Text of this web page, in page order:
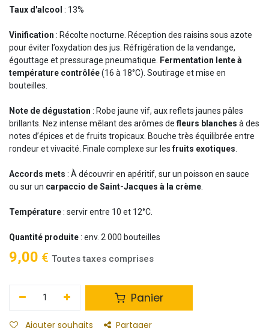
Taux d'alcool : 13%
Vinification : Récolte nocturne. Réception des raisins sous azote
pour éviter l’oxydation des jus. Réfrigération de la vendange,
égouttage et pressurage pneumatique. Fermentation lente à
température contrôlée(16 à 18°C). Soutirage et mise en
bouteilles.
Note de dégustation : Robe jaune vif, aux reflets jaunes pâles
brillants. Nez intense mêlant des arômes defleurs blanches à des
notes d’épices et de fruits tropicaux. Bouche très équilibrée entre
rondeur et vivacité. Finale complexe sur lesfruits exotiques.
Accords mets : À découvrir en apéritif, sur un poisson en sauce
ou sur un carpaccio de Saint-Jacques à la crème.
Température: servir entre 10 et 12°C.
Quantité produite: env. 2 000 bouteilles
9,00 € Toutes taxes comprises
Panier
Ajouter souhaits Partager